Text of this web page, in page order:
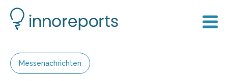
Messenachrichten